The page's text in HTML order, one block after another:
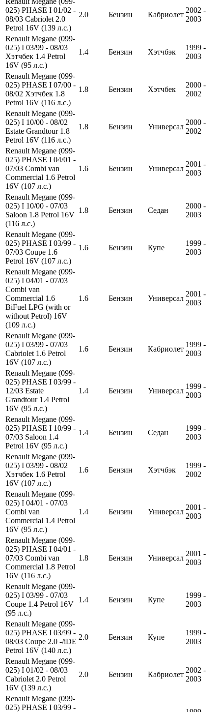
025) PHASE I 01/02 -
08/03 Cabriolet 2.0
Petrol 16V (139 л.с.)
2.0 Бензин Кабриолет
2002 -
2003
Renault Megane (099-
025) I 03/99 - 08/03
Хэтчбек 1.4 Petrol
16V (95 л.с.)
1.4 Бензин Хэтчбэк
1999 -
2003
Renault Megane (099-
025) PHASE I 07/00 -
08/02 Хэтчбек 1.8
Petrol 16V (116 л.с.)
1.8 Бензин Хэтчбек
2000 -
2002
Renault Megane (099-
025) I 10/00 - 08/02
Estate Grandtour 1.8
Petrol 16V (116 л.с.)
1.8 Бензин Универсал
2000 -
2002
Renault Megane (099-
025) PHASE I 04/01 -
07/03 Combi van
Commercial 1.6 Petrol
16V (107 л.с.)
1.6 Бензин Универсал
2001 -
2003
Renault Megane (099-
025) I 10/00 - 07/03
Saloon 1.8 Petrol 16V
(116 л.с.)
1.8 Бензин Седан
2000 -
2003
Renault Megane (099-
025) PHASE I 03/99 -
07/03 Coupe 1.6
Petrol 16V (107 л.с.)
1.6 Бензин Купе
1999 -
2003
Renault Megane (099-
025) I 04/01 - 07/03
Combi van
Commercial 1.6
BiFuel LPG (with or
without Petrol) 16V
(109 л.с.)
1.6 Бензин Универсал
2001 -
2003
Renault Megane (099-
025) I 03/99 - 07/03
Cabriolet 1.6 Petrol
16V (107 л.с.)
1.6 Бензин Кабриолет
1999 -
2003
Renault Megane (099-
025) PHASE I 03/99 -
12/03 Estate
Grandtour 1.4 Petrol
16V (95 л.с.)
1.4 Бензин Универсал
1999 -
2003
Renault Megane (099-
025) PHASE I 10/99 -
07/03 Saloon 1.4
Petrol 16V (95 л.с.)
1.4 Бензин Седан
1999 -
2003
Renault Megane (099-
025) I 03/99 - 08/02
Хэтчбек 1.6 Petrol
16V (107 л.с.)
1.6 Бензин Хэтчбэк
1999 -
2002
Renault Megane (099-
025) I 04/01 - 07/03
Combi van
Commercial 1.4 Petrol
16V (95 л.с.)
1.4 Бензин Универсал
2001 -
2003
Renault Megane (099-
025) PHASE I 04/01 -
07/03 Combi van
Commercial 1.8 Petrol
16V (116 л.с.)
1.8 Бензин Универсал
2001 -
2003
Renault Megane (099-
025) I 03/99 - 07/03
Coupe 1.4 Petrol 16V
(95 л.с.)
1.4 Бензин Купе
1999 -
2003
Renault Megane (099-
025) PHASE I 03/99 -
08/03 Coupe 2.0 -/iDE
Petrol 16V (140 л.с.)
2.0 Бензин Купе
1999 -
2003
Renault Megane (099-
025) I 01/02 - 08/03
Cabriolet 2.0 Petrol
16V (139 л.с.)
2.0 Бензин Кабриолет
2002 -
2003
Renault Megane (099-
025) PHASE I 03/99 -